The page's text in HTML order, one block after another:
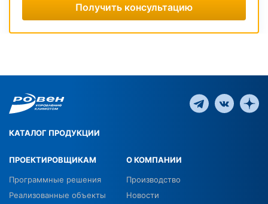
Получить консультацию
КАТАЛОГ ПРОДУКЦИИ
ПРОЕКТИРОВЩИКАМ
Программные решения
Реализованные объекты
О КОМПАНИИ
Производство
Новости